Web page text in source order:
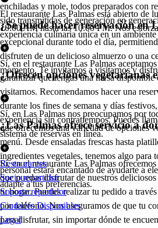
enchiladas y mole, todos preparados con
sido transmitidas de generación en
experiencia culinaria única en un ambiente
El restaurante Las Palmas está abierto de
10:00 AM hasta las 10:00 PM. Nos
excepcional durante todo el día,
disfruten de un delicioso almuerzo o una
momento. Te invitamos a visitarnos y
¿Se puede hacer reservación en
Sí, en el restaurante Las Palmas
garantizar que tengas una mesa disponible
visitarnos. Recomendamos hacer una
durante los fines de semana y días
experiencia sin contratiempos. Puedes
sistema de reservas en línea.
¿Ofrecen opciones vegetarianas
Sí, en Las Palmas nos preocupamos por
que ofrecemos una variedad de opciones
menú. Desde ensaladas frescas hasta
ingredientes vegetales, tenemos algo para
personal estará encantado de ayudarte a
adapte a tus preferencias.
¿Las Palmas ofrece servicio a
Sí, en el restaurante Las Palmas
que puedas disfrutar de nuestros
tu hogar. Puedes realizar tu pedido a
por teléfono. Nos aseguramos de que tu
para disfrutar, sin importar dónde te
Restaurantes
Socio repartidor
Soporte repartidor
Ciudades Disponibles
Legal